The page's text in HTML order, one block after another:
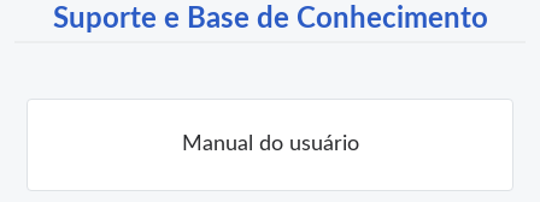
Suporte e Base de Conhecimento
Manual do usuário